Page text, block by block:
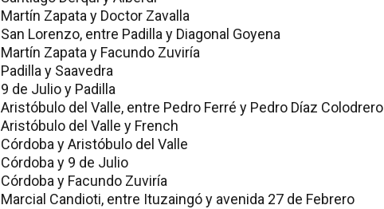
Martín Zapata y Doctor Zavalla
San Lorenzo, entre Padilla y Diagonal Goyena
Martín Zapata y Facundo Zuviría
Padilla y Saavedra
9 de Julio y Padilla
Aristóbulo del Valle, entre Pedro Ferré y Pedro Díaz Colodrero
Aristóbulo del Valle y French
Córdoba y Aristóbulo del Valle
Córdoba y 9 de Julio
Córdoba y Facundo Zuviría
Marcial Candioti, entre Ituzaingó y avenida 27 de Febrero